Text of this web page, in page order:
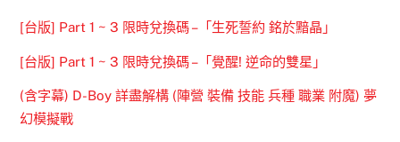
[台版] Part 1 ~ 3 限時兌換碼 –「生死誓約 銘於黯晶」
[台版] Part 1 ~ 3 限時兌換碼 –「覺醒! 逆命的雙星」
(含字幕) D-Boy 詳盡解構 (陣營 裝備 技能 兵種 職業 附魔) 夢
幻模擬戰